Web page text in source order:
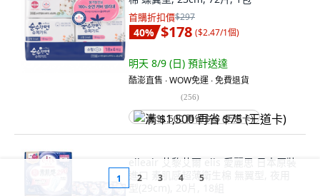
首購折扣價$297
40% $178 ($2.47/1個)
明天 8/9 (日) 預計送達
酷澎直售 ∙ WOW免運 ∙ 免費退貨
(256)
满 $1,500 再省 $75 (王道卡)
elleair 艾黎艾爾 elis 愛麗思 日本原裝
進口 素肌感超薄衛生棉 無翼型, 夜用
型(29cm), 20片, 18組
1 2 3 4 5